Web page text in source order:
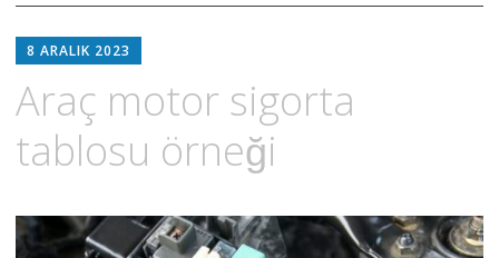
to
8 ARALIK 2023
Araç motor sigorta
tablosu örneği